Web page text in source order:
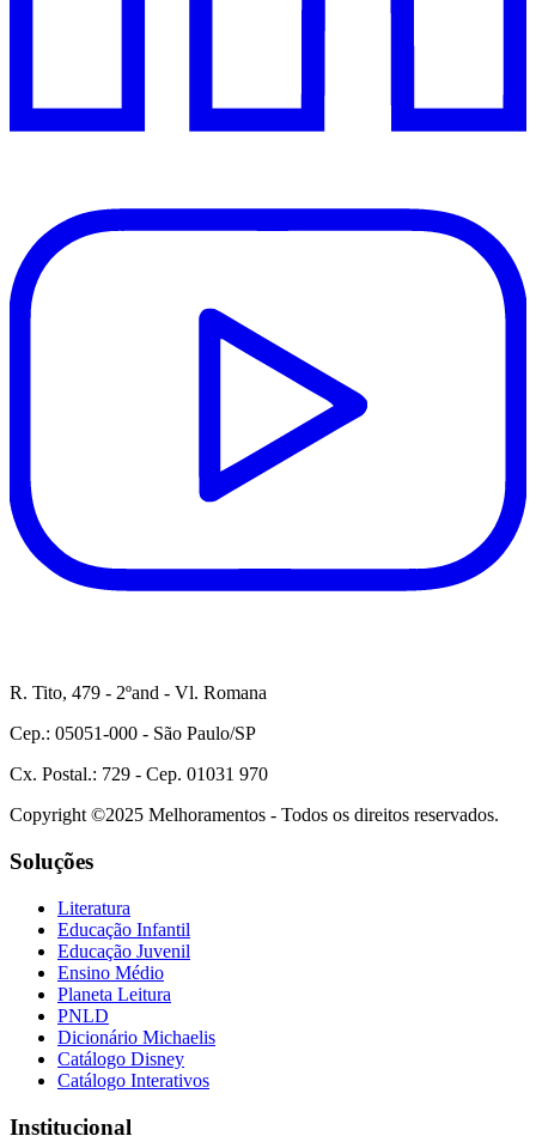
R. Tito, 479 - 2ºand - Vl. Romana
Cep.: 05051-000 - São Paulo/SP
Cx. Postal.: 729 - Cep. 01031 970
Copyright ©2025 Melhoramentos - Todos os direitos reservados.
Soluções
Literatura
Educação Infantil
Educação Juvenil
Ensino Médio
Planeta Leitura
PNLD
Dicionário Michaelis
Catálogo Disney
Catálogo Interativos
Institucional